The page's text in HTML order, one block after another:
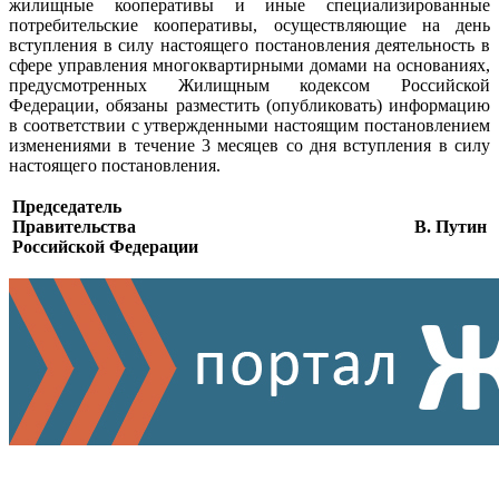
жилищные кооперативы и иные специализированные
потребительские кооперативы, осуществляющие на день
вступления в силу настоящего постановления деятельность в
сфере управления многоквартирными домами на основаниях,
предусмотренных Жилищным кодексом Российской
Федерации, обязаны разместить (опубликовать) информацию
в соответствии с утвержденными настоящим постановлением
изменениями в течение 3 месяцев со дня вступления в силу
настоящего постановления.
Председатель
Правительства
Российской Федерации
В. Путин